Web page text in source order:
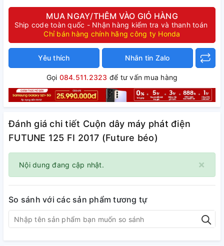
MUA NGAY/THÊM VÀO GIỎ HÀNG
Ship code toàn quốc - Nhận hàng kiểm tra và thanh toán
Chỉ bán hàng chính hãng công ty Honda
Yêu thích Nhắn tin Zalo
Gọi 084.511.2323 để tư vấn mua hàng
Đánh giá chi tiết Cuộn dây máy phát điện
FUTUNE 125 FI 2017 (Future béo)
×
Nội dung đang cập nhật.
So sánh với các sản phẩm tương tự